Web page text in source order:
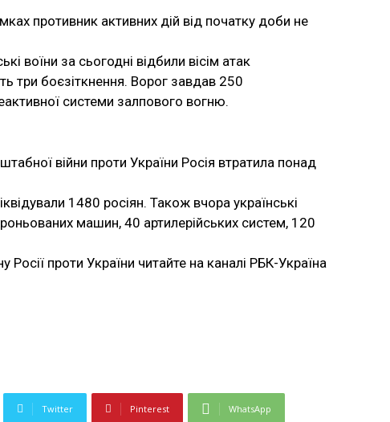
противник активних дій від початку доби не
воїни за сьогодні відбили вісім атак
три боєзіткнення. Ворог завдав 250
системи залпового вогню.
війни проти України Росія втратила понад
1480 росіян. Також вчора українські
машин, 40 артилерійських систем, 120
Росії проти України читайте на каналі РБК-Україна
Twitter Pinterest WhatsApp